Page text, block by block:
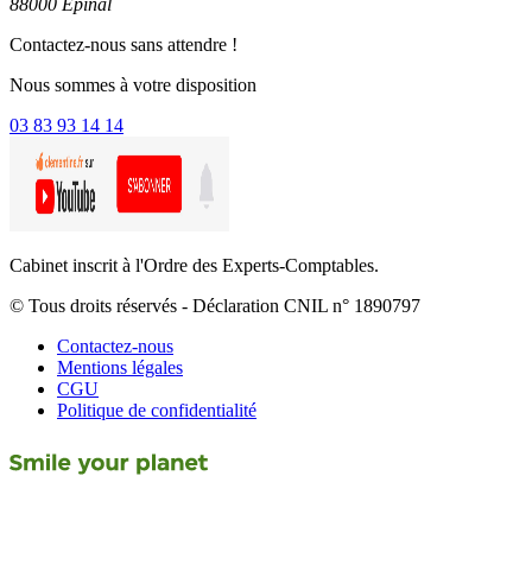
88000 Épinal
Contactez-nous sans attendre !
Nous sommes à votre disposition
03 83 93 14 14
Cabinet inscrit à l'Ordre des Experts-Comptables.
© Tous droits réservés - Déclaration CNIL n° 1890797
Contactez-nous
Mentions légales
CGU
Politique de confidentialité